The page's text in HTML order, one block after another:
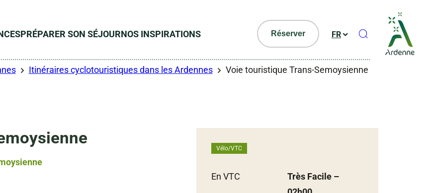
PRÉPARER SON SÉJOURNOS INSPIRATIONS Réserver FR Ouvrir le
Itinéraires cyclotouristiques dans les Ardennes Voie touristique Trans-Semoysienne
semoysienne, © vpa
Vélo/VTC
En VTC Très Facile –